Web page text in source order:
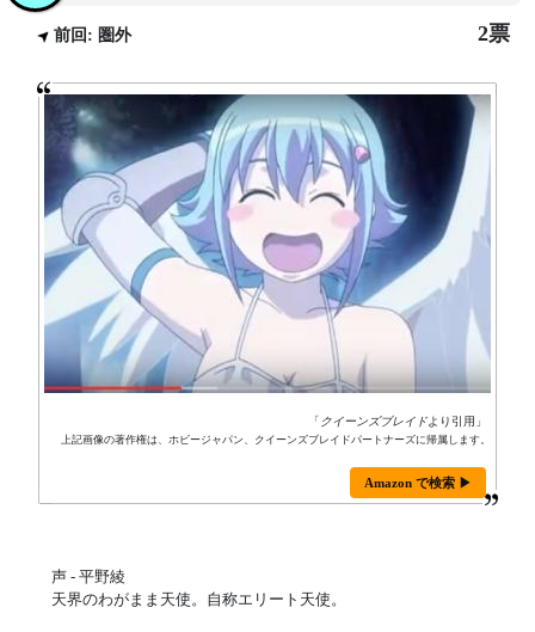
前回: 圏外 2票
「 クイーンズブレイドより引用」
上記画像の著作権は、ホビージャパン、クイーンズブレイドパートナーズに帰属します。
Amazon で検索 ▶
声 - 平野綾
天界のわがまま天使。自称エリート天使。